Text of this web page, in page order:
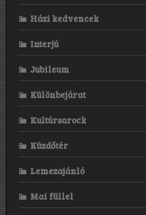
Házi kedvencek
Interjú
Jubileum
Különbejárat
Kultúrsarock
Küzdőtér
Lemezajánló
Mai füllel